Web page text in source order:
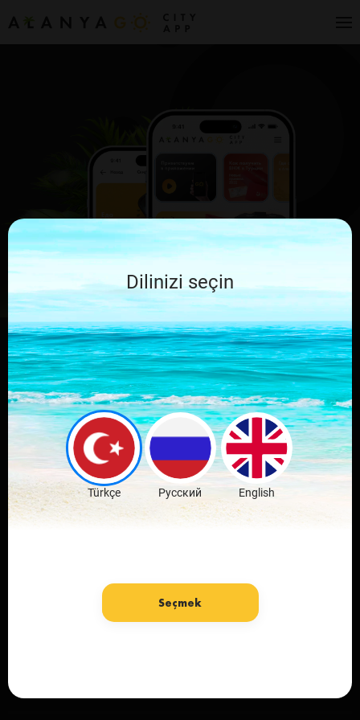
Скачай мобильное
приложение
любимого города
Скачать бесплатно
Dilinizi seçin
Türkçe Русский English
Seçmek